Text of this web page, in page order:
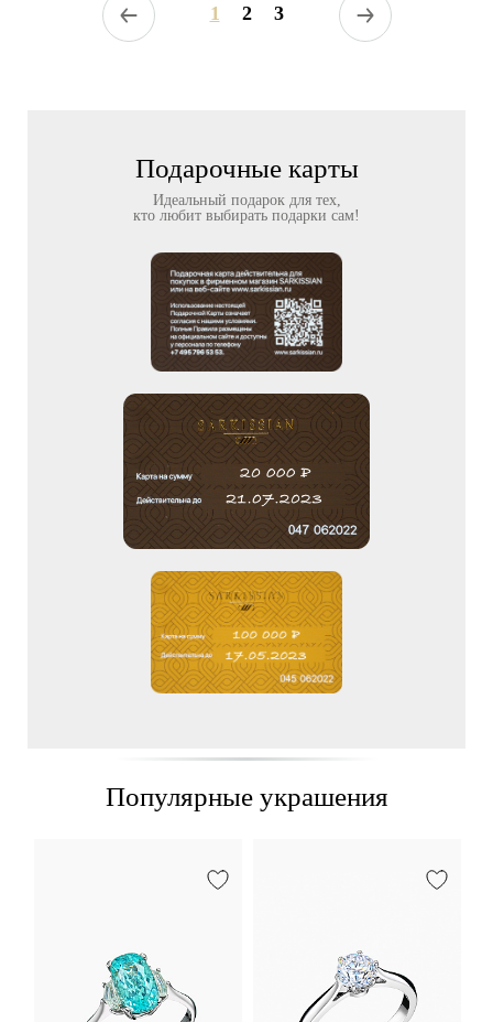
1 2 3
Подарочные карты
Идеальный подарок для тех,
кто любит выбирать подарки сам!
Популярные украшения